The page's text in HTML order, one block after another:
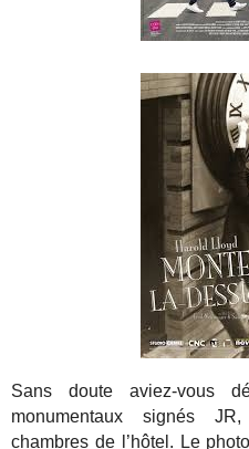
Sans doute aviez-vous
monumentaux signés
chambres de l’hôtel. Le